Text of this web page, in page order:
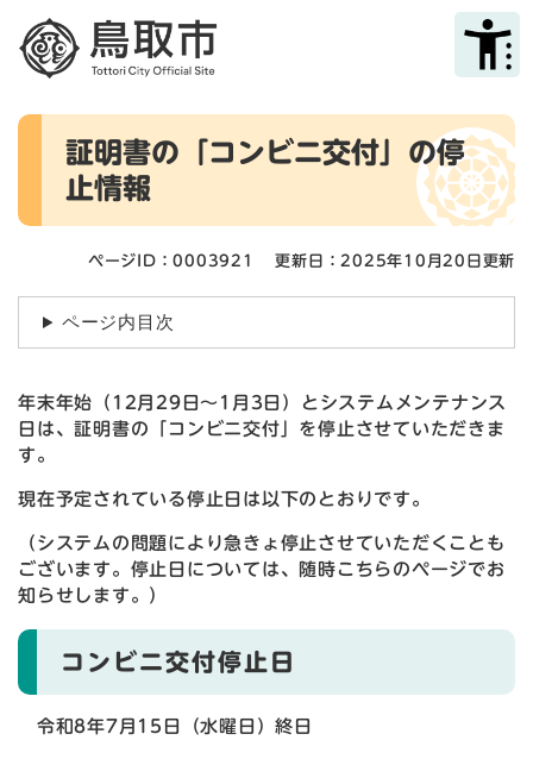
メニューを飛ばして本文へ
本
証明書の「コンビニ交付」の停
止情報
ページID：0003921 更新日：2025年10月20日更新
ページ内目次
年末年始（12月29日～1月3日）とシステムメンテナンス
日は、証明書の「コンビニ交付」を停止させていただきま
す。
現在予定されている停止日は以下のとおりです。
（システムの問題により急きょ停止させていただくことも
ございます。停止日については、随時こちらのページでお
知らせします。）
コンビニ交付停止日
令和8年7月15日（水曜日）終日